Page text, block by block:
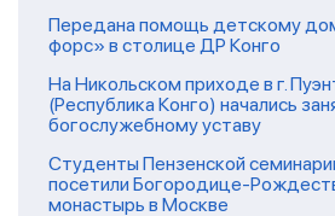
Передана помощь детскому
форс» в столице ДР Конго
На Никольском приходе в г.
(Республика Конго) начались
богослужебному уставу
Студенты Пензенской
посетили Богородице-
монастырь в Москве